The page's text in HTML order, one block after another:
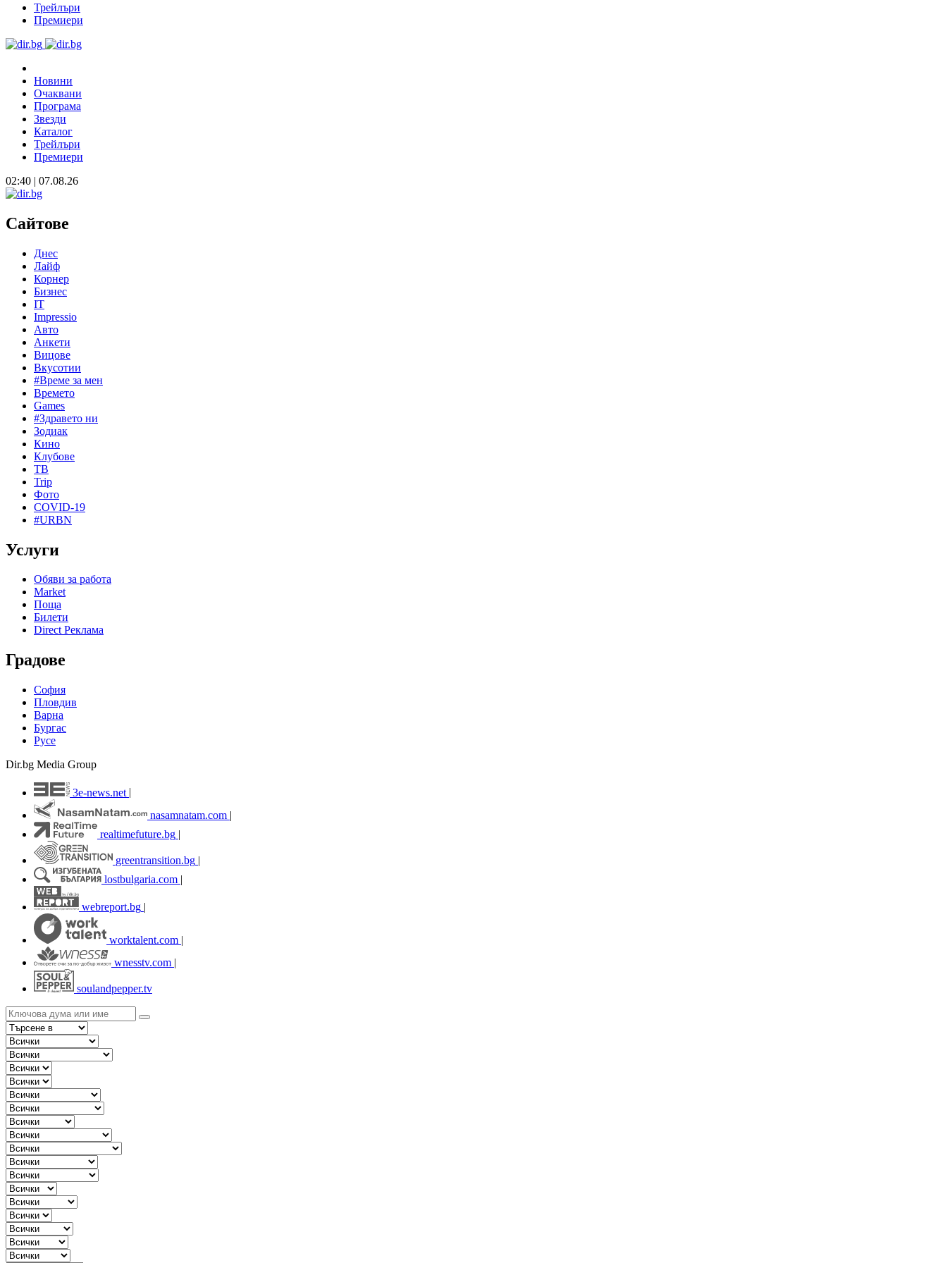
Трейлъри
Премиери
Новини
Очаквани
Програма
Звезди
Каталог
Трейлъри
Премиери
02:40 | 07.08.26
Сайтове
Днес
Лайф
Корнер
Бизнес
IT
Impressio
Авто
Анкети
Вицове
Вкусотии
#Време за мен
Времето
Games
#Здравето ни
Зодиак
Кино
Клубове
ТВ
Trip
Фото
COVID-19
#URBN
Услуги
Обяви за работа
Market
Поща
Билети
Direct Реклама
Градове
София
Пловдив
Варна
Бургас
Русе
Dir.bg Media Group
3e-news.net
nasamnatam.com |
realtimefuture.bg |
greentransition.bg |
lostbulgaria.com |
webreport.bg |
worktalent.com |
wnesstv.com |
soulandpepper.tv